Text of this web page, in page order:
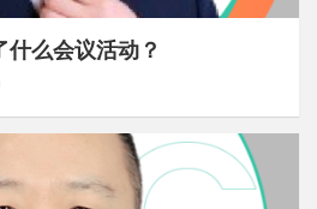
么会议活动？